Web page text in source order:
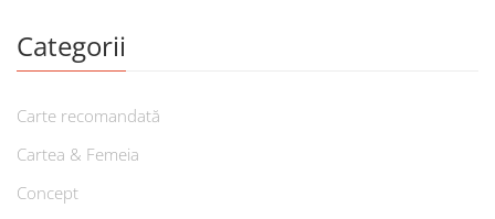
Categorii
Carte recomandată
Cartea & Femeia
Concept